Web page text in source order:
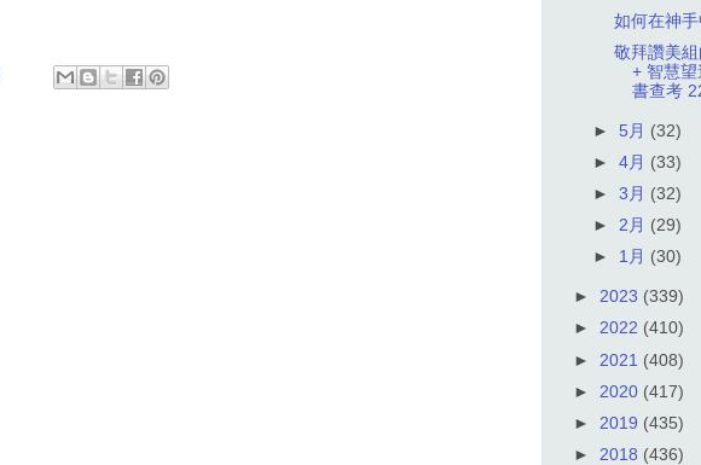
如何在神手
敬拜讚美
+ 智慧
書查考
► 5月 (32)
►4月 (33)
►3月 (32)
►2月 (29)
► 1月 (30)
► 2023 (339)
► 2022 (410)
► 2021 (408)
► 2020 (417)
► 2019 (435)
► 2018 (436)